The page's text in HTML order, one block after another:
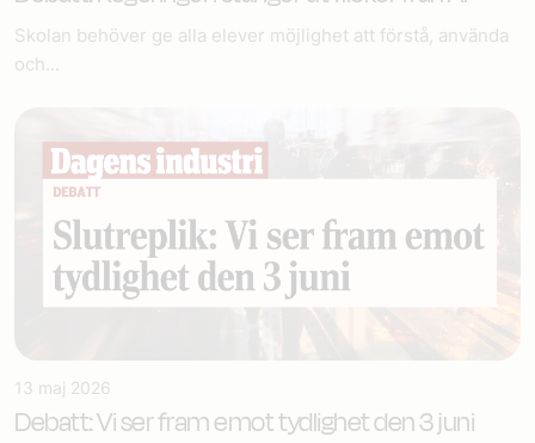
Skolan behöver ge alla elever möjlighet att förstå, använda
och...
13 maj 2026
Debatt: Vi ser fram emot tydlighet den 3 juni